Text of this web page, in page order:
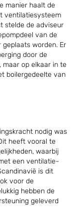
manier haalt de
ventilatiesysteem
stelde de adviseur
van de
geplaats worden. Er
door de
maar op elkaar in te
boilergedeelte van
nodig was
heeft vooral te
waarbij
een ventilatie-
is dit
voor de
hebben de
geleverd